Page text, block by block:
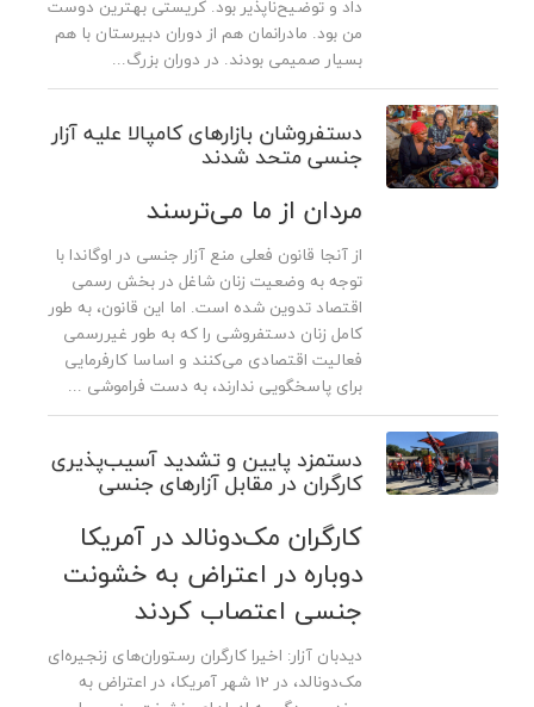
داد و توضیح‌ناپذیر بود. کریستی بهترین دوست
من بود. مادرانمان هم از دوران دبیرستان با هم
بسیار صمیمی بودند. در دوران بزرگ...
دستفروشان بازارهای کامپالا علیه آزار
جنسی متحد شدند
مردان از ما می‌ترسند
از آنجا قانون فعلی منع آزار جنسی در اوگاندا با
توجه به وضعیت زنان شاغل در بخش رسمی
اقتصاد تدوین شده است. اما این قانون، به طور
کامل زنان دستفروشی را که به طور غیررسمی
فعالیت اقتصادی می‌کنند و اساسا کارفرمایی
برای پاسخگویی ندارند، به دست فراموشی ...
دستمزد پایین و تشدید آسیب‌پذیری
کارگران در مقابل آزارهای جنسی
کارگران مک‌دونالد در آمریکا
دوباره در اعتراض به خشونت
جنسی اعتصاب کردند
دیدبان آزار: اخیرا کارگران رستوران‌های زنجیره‌ای
مک‌دونالد، در 12 شهر آمریکا، در اعتراض به